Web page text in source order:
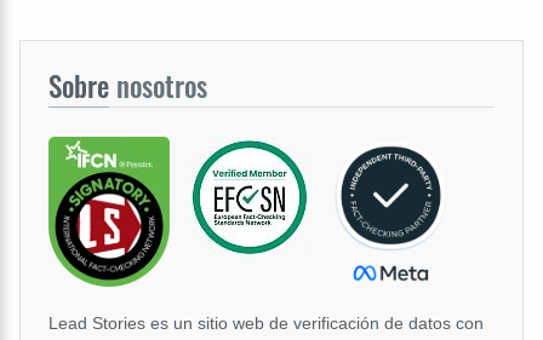
Sobre nosotros
Lead Stories es un sitio web de verificación de datos con